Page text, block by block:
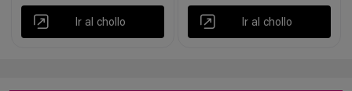
Ir al chollo Ir al chollo